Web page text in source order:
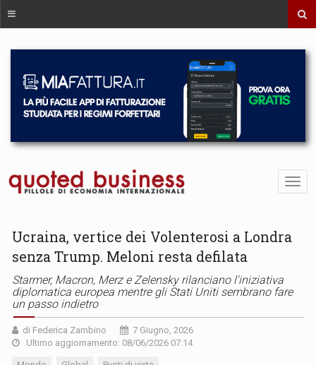
Ucraina, vertice dei Volenterosi a Londra
senza Trump. Meloni resta defilata
Starmer, Macron, Merz e Zelensky rilanciano l'iniziativa
diplomatica europea mentre gli Stati Uniti sembrano fare
un passo indietro
di Federica Zambino
7 Giugno, 2026
Ultimo aggiornamento: 08/06/2026 07:14